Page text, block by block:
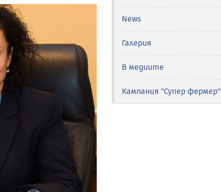
News
Галерия
В медиите
Кампания "Супер фермер"